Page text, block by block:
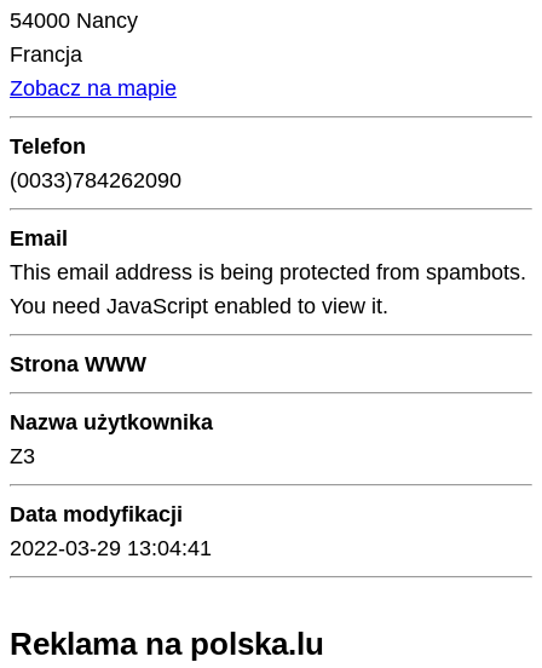
54000 Nancy
Francja
Zobacz na mapie
Telefon
(0033)784262090
Email
This email address is being protected from spambots.
You need JavaScript enabled to view it.
Strona WWW
Nazwa użytkownika
Z3
Data modyfikacji
2022-03-29 13:04:41
Reklama na polska.lu